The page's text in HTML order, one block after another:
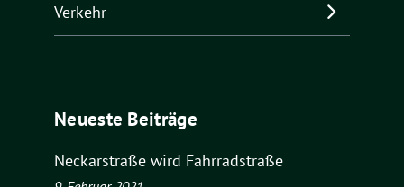
Verkehr
Neueste Beiträge
Neckarstraße wird Fahrradstraße